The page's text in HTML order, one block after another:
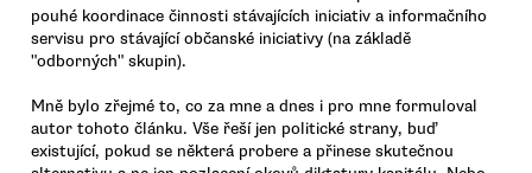
pouhé koordinace činnosti stávajících iniciativ a informačního
servisu pro stávající občanské iniciativy (na základě
"odborných" skupin).
Mně bylo zřejmé to, co za mne a dnes i pro mne formuloval
autor tohoto článku. Vše řeší jen politické strany, buď
existující, pokud se některá probere a přinese skutečnou